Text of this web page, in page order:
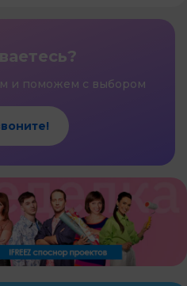
и поможем с выбором